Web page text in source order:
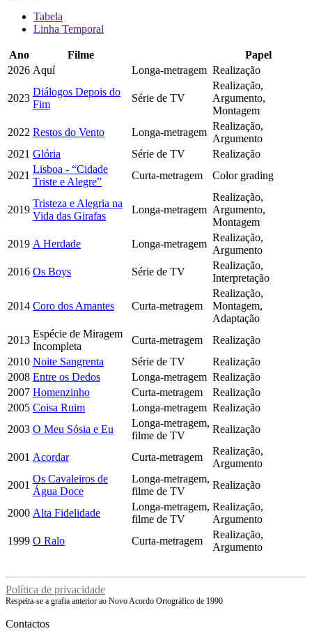
Tabela
Linha Temporal
Ano Filme
Papel
2026 Aquí Longa-metragem Realização
2023
Diálogos Depois do
Fim
Série de TV
Realização,
Argumento,
Montagem
2022 Restos do Vento Longa-metragem
Realização,
Argumento
2021 Glória Série de TV
Realização
2021
Lisboa - “Cidade
Triste e Alegre”
Curta-metragem Color grading
2019
Tristeza e Alegria na
Vida das Girafas
Longa-metragem
Realização,
Argumento,
Montagem
2019 A Herdade Longa-metragem
Realização,
Argumento
2016 Os Boys Série de TV
Realização,
Interpretação
2014 Coro dos Amantes Curta-metragem
Realização,
Montagem,
Adaptação
2013
Espécie de Miragem
Incompleta
Curta-metragem
Realização
2010 Noite Sangrenta Série de TV
Realização
2008 Entre os Dedos Longa-metragem Realização
2007 Homenzinho Curta-metragem
Realização
2005 Coisa Ruim Longa-metragem Realização
2003 O Meu Sósia e Eu
Longa-metragem,
filme de TV
Realização
2001 Acordar Curta-metragem
Realização,
Argumento
2001
Os Cavaleiros de
Água Doce
Longa-metragem,
filme de TV
Realização
2000 Alta Fidelidade
Longa-metragem,
filme de TV
Realização,
Argumento
1999 O Ralo Curta-metragem
Realização,
Argumento
Política de privacidade
Respeita-se a grafia anterior ao Novo Acordo Ortográfico de 1990
Contactos